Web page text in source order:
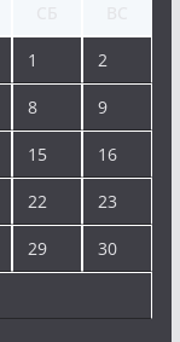
1 2
8 9
15 16
22 23
29 30